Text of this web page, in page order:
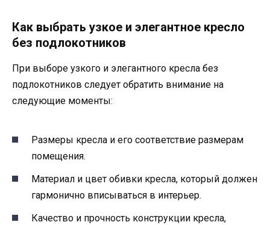
Как выбрать узкое и элегантное кресло
без подлокотников
При выборе узкого и элегантного кресла без
подлокотников следует обратить внимание на
следующие моменты:
Размеры кресла и его соответствие размерам
помещения.
Материал и цвет обивки кресла, который должен
гармонично вписываться в интерьер.
Качество и прочность конструкции кресла,